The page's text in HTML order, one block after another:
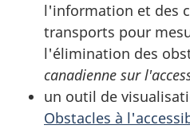
l'information et des
transports pour
l'élimination des
canadienne sur
un outil de
Obstacles à